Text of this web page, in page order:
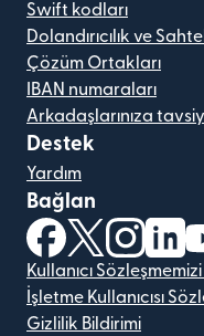
Swift kodları
Dolandırıcılık ve
Çözüm Ortakları
IBAN numaraları
Arkadaşlarınıza
Destek
Yardım
Bağlan
(yeni pencerede
(yeni (yeni
Kullanıcı
İşletme Kullanıcısı
Gizlilik Bildirimi